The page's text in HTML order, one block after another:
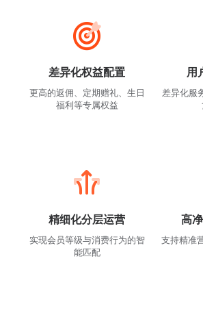
差异化权益配置
更高的返佣、定期赠礼、生日
福利等专属权益
用
差异化服
精细化分层运营
实现会员等级与消费行为的智
能匹配
高
支持精准